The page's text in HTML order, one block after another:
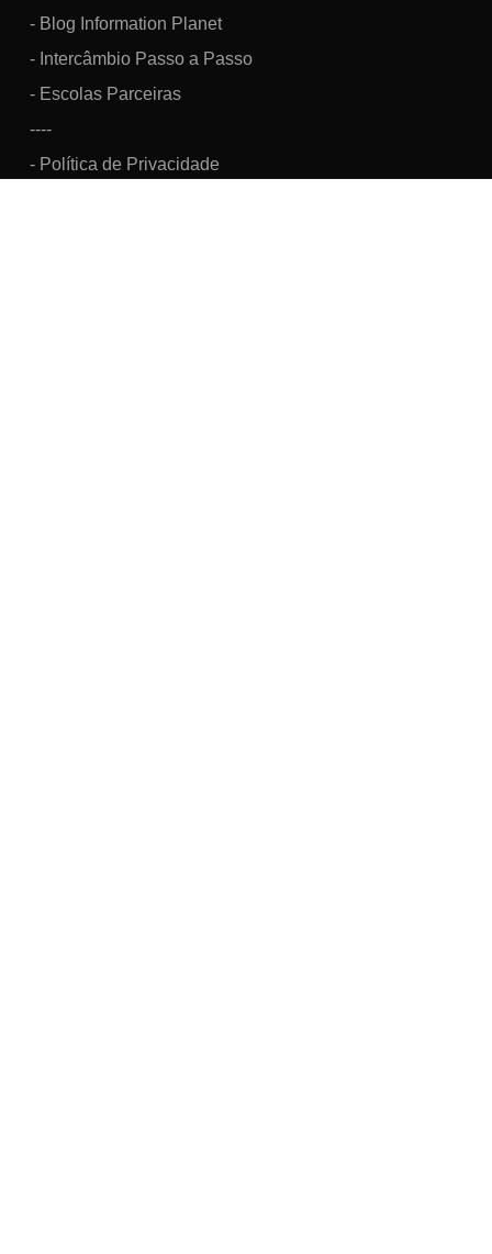
- Blog Information Planet
- Intercâmbio Passo a Passo
- Escolas Parceiras
----
- Política de Privacidade